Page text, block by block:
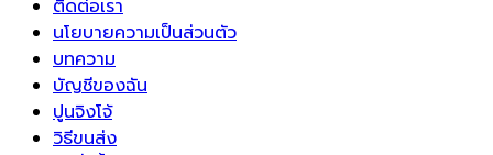
ติดต่อเรา
นโยบายความเป็นส่วนตัว
บทความ
บัญชีของฉัน
ปูนจิงโจ้
วิธีขนส่ง